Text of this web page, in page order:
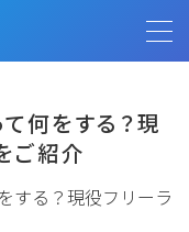
何をする？現
ご紹介